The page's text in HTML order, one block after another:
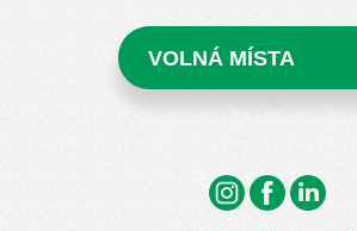
VOLNÁ MÍSTA